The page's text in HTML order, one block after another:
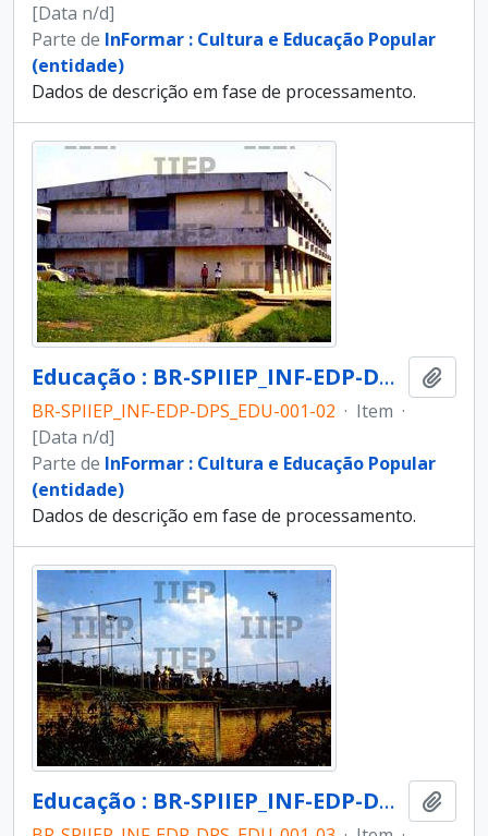
[Data n/d]
Parte de InFormar : Cultura e Educação Popular
(entidade)
Dados de descrição em fase de processamento.
Educação : BR-SPIIEP_INF-EDP-DPS_EDU-001-02 [diapositivo]
BR-SPIIEP_INF-EDP-DPS_EDU-001-02 · Item ·
[Data n/d]
Parte de InFormar : Cultura e Educação Popular
(entidade)
Dados de descrição em fase de processamento.
Educação : BR-SPIIEP_INF-EDP-DPS_EDU-001-03 [diapositivo]